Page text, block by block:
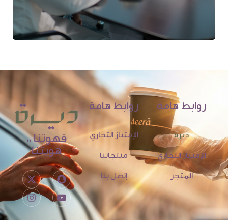
قهوتنا ،،
هويتنا
روابط هامة
ديرة
الإمتياز التجاري
المتجر
روابط هامة
الإمتياز التجاري
منتجاتنا
إتصل بنا